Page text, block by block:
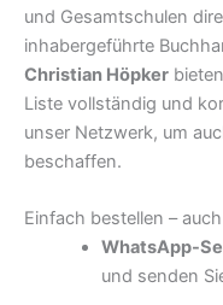
und Gesamtschulen
inhabergeführte
Christian Höpker
Liste vollständig und
unser Netzwerk, um
beschaffen.
Einfach bestellen –
WhatsApp-
und senden